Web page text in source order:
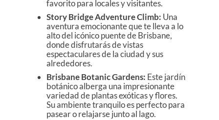
favorito para locales y visitantes.
Story Bridge Adventure Climb: Una
aventura emocionante que te lleva a lo
alto del icónico puente de Brisbane,
donde disfrutarás de vistas
espectaculares de la ciudad y sus
alrededores.
Brisbane Botanic Gardens: Este jardín
botánico alberga una impresionante
variedad de plantas exóticas y flores.
Su ambiente tranquilo es perfecto para
pasear o relajarse junto al lago.